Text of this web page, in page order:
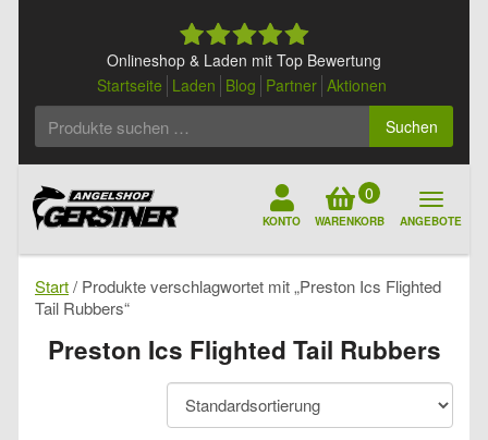
Onlineshop & Laden mit Top Bewertung
Startseite Laden Blog Partner Aktionen
Suchen
KONTO
0
WARENKORB ANGEBOTE
Start/ Produkte verschlagwortet mit „Preston Ics Flighted
Tail Rubbers“
Preston Ics Flighted Tail Rubbers